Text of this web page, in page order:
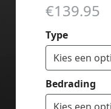
0
5
€139.95
Type
Bedrading